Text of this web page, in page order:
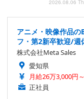
2026.08.06
アニメ・映像作品
フ・第2新卒歓迎/週
株式会社Meta Sales
愛知県
月給26万3,000円
正社員